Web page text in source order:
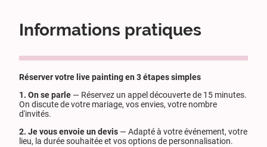
Informations pratiques
Réserver votre live painting en 3 étapes simples
1. On se parle — Réservez un appel découverte de 15 minutes.
On discute de votre mariage, vos envies, votre nombre
d'invités.
2. Je vous envoie un devis — Adapté à votre événement, votre
lieu, la durée souhaitée et vos options de personnalisation.